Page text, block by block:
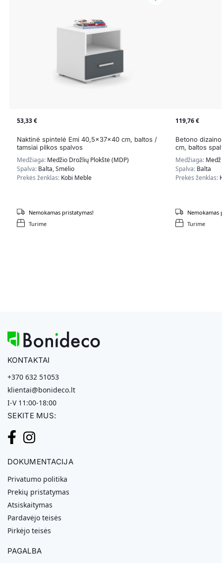
53,33€
Naktinė spintelė Emi 40,5x37x40 cm, baltos /
tamsiai pilkos spalvos
Medžiaga: Medžio Drožlių Plokštė (MDP)
Spalva: Balta, Smėlio
Prekės ženklas: Kobi Meble
Turime
Nemokamas pristatymas!
119,76€
Betono
cm, baltos
Medžiaga:
Spalva: Balta
Prekės ženklas:
Turime
Nemokamas
KONTAKTAI
+370 632 51053
klientai@bonideco.lt
I-V 11:00-18:00
SEKITE MUS:
DOKUMENTACIJA
Privatumo politika
Prekių pristatymas
Atsiskaitymas
Pardavėjo teisės
Pirkėjo teisės
PAGALBA